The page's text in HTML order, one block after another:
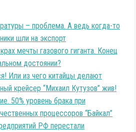
– проблема. А ведь когда-то
шли на экспорт
мечты газового гиганта. Конец
достоянии?
Или из чего китайцы делают
крейсер “Михаил Кутузов” жив!
50% уровень брака при
процессоров “Байкал”
РФ перестали